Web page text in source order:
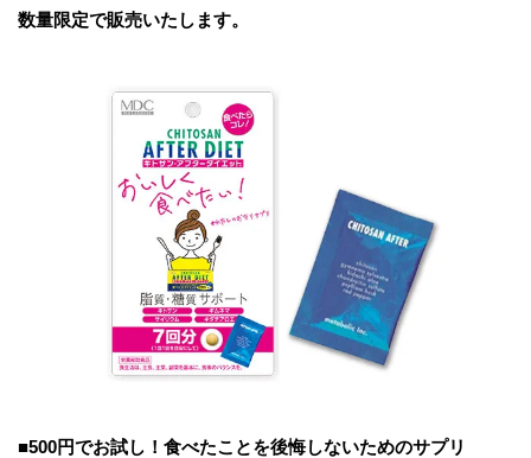
数量限定で販売いたします。
■500円でお試し！食べたことを後悔しないためのサプリ